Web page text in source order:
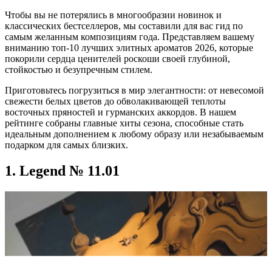
Чтобы вы не потерялись в многообразии новинок и
классических бестселлеров, мы составили для вас гид по
самым желанным композициям года. Представляем вашему
вниманию топ-10 лучших элитных ароматов 2026, которые
покорили сердца ценителей роскоши своей глубиной,
стойкостью и безупречным стилем.
Приготовьтесь погрузиться в мир элегантности: от невесомой
свежести белых цветов до обволакивающей теплоты
восточных пряностей и гурманских аккордов. В нашем
рейтинге собраны главные хиты сезона, способные стать
идеальным дополнением к любому образу или незабываемым
подарком для самых близких.
1. Legend № 11.01